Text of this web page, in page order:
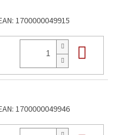
1700000049915
1700000049946